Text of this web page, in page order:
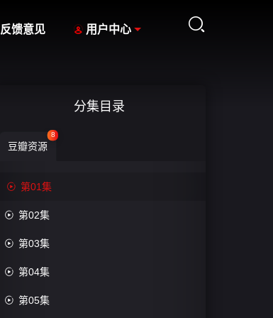

反馈意见  用户中心
分集目录
豆瓣资源
8
 第01集
 第02集
 第03集
 第04集
 第05集